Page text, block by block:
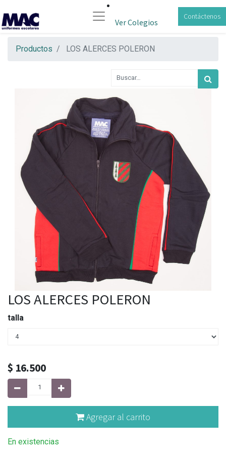
Ver Colegios
Contáctenos
Productos LOS ALERCES POLERON
LOS ALERCES POLERON
talla
$ 16.500
Agregar al carrito
En existencias